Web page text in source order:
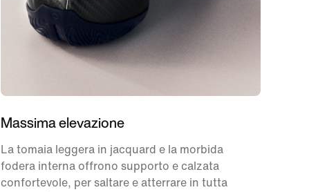
Massima elevazione
La tomaia leggera in jacquard e la morbida
fodera interna offrono supporto e calzata
confortevole, per saltare e atterrare in tutta